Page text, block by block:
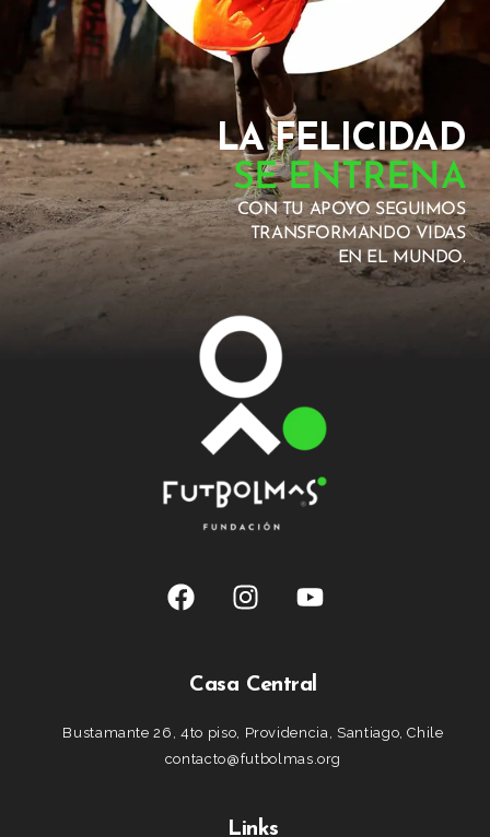
LA FELICIDAD
SE ENTRENA
CON TU APOYO SEGUIMOS
TRANSFORMANDO VIDAS
EN EL MUNDO.
Casa Central
Bustamante 26, 4to piso, Providencia, Santiago, Chile
contacto@futbolmas.org
Links